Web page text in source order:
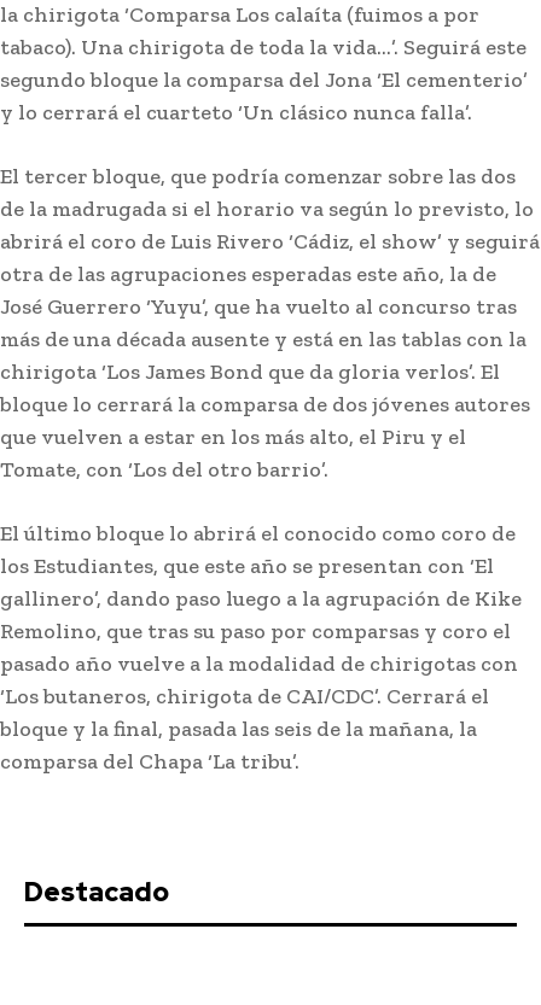
la chirigota ‘Comparsa Los calaíta (fuimos a por
tabaco). Una chirigota de toda la vida…’. Seguirá este
segundo bloque la comparsa del Jona ‘El cementerio’
y lo cerrará el cuarteto ‘Un clásico nunca falla’.
El tercer bloque, que podría comenzar sobre las dos
de la madrugada si el horario va según lo previsto, lo
abrirá el coro de Luis Rivero ‘Cádiz, el show’ y seguirá
otra de las agrupaciones esperadas este año, la de
José Guerrero ‘Yuyu’, que ha vuelto al concurso tras
más de una década ausente y está en las tablas con la
chirigota ‘Los James Bond que da gloria verlos’. El
bloque lo cerrará la comparsa de dos jóvenes autores
que vuelven a estar en los más alto, el Piru y el
Tomate, con ‘Los del otro barrio’.
El último bloque lo abrirá el conocido como coro de
los Estudiantes, que este año se presentan con ‘El
gallinero’, dando paso luego a la agrupación de Kike
Remolino, que tras su paso por comparsas y coro el
pasado año vuelve a la modalidad de chirigotas con
‘Los butaneros, chirigota de CAI/CDC’. Cerrará el
bloque y la final, pasada las seis de la mañana, la
comparsa del Chapa ‘La tribu’.
Destacado